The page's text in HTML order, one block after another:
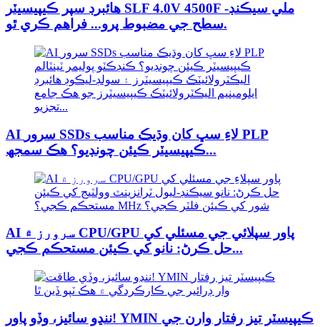
هائبرڊ سپر ڪيپيسيٽر SLF 4.0V 4500F ملي سيڪنڊ-
سطح جي مضبوط پرو... فراهم ڪري ٿو.
AI سرور SSDs لاءِ سڀ کان وڌيڪ مناسب PLP
ڪيپيسيٽر ڪيئن چونڊيو؟ هڪ سمجھ...
AI سرورز ۾ CPU/GPU پاور سپلائي جي مسئلي کي
حل ڪرڻ: نانو کي ڪيئن مستحڪم ڪجي...
ننڍو سائيز، وڏو پاور! YMIN ڪيپيسٽر تيز رفتار وارن جي